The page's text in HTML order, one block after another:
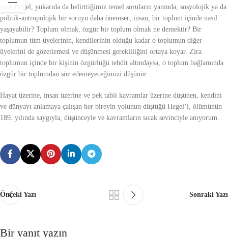
olan Hegel, yukarıda da belirttiğimiz temel soruların yanında, sosyolojik ya da
politik-antropolojik bir soruyu daha önemser; insan, bir toplum içinde nasıl
yaşayabilir? Toplum olmak, özgür bir toplum olmak ne demektir? Bir
toplumun tüm üyelerinin, kendilerinin olduğu kadar o toplumun diğer
üyelerini de gözetlemesi ve düşünmesi gerekliliğini ortaya koyar. Zira
toplumun içinde bir kişinin özgürlüğü tehdit altındaysa, o toplum bağlamında
özgür bir toplumdan söz edemeyeceğimizi düşünür.
Hayat üzerine, insan üzerine ve pek tabii kavramlar üzerine düşünen, kendini
ve dünyayı anlamaya çalışan her bireyin yolunun düştüğü Hegel’i, ölümünün
189. yılında saygıyla, düşünceyle ve kavramların sıcak sevinciyle anıyorum.
Önceki Yazı Sonraki Yazı
Bir yanıt yazın